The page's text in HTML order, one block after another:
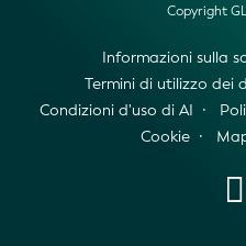
Copyright
Informazioni sulla
Termini di utilizzo dei
Condizioni d'uso di AI
Cookie